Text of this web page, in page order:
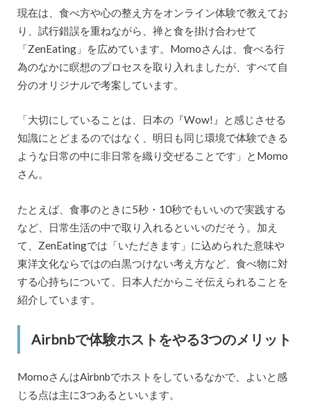
現在は、食べ方や心の整え方をオンライン体験で教えてお
り、試行錯誤を重ねながら、禅と食を掛け合わせて
「ZenEating」を広めています。Momoさんは、食べる行
為のなかに瞑想のプロセスを取り入れましたが、すべて自
分のオリジナルで考案しています。
「大切にしていることは、日本の『Wow!』と感じさせる
知識にとどまるのではなく、明日も同じ環境で体験できる
ような日常の中に非日常を織り交ぜることです」とMomo
さん。
たとえば、食事のときに5秒・10秒でもいいので実践する
など、日常生活の中で取り入れるといいのだそう。加え
て、ZenEatingでは「いただきます」に込められた意味や
東洋文化ならではの白黒つけない考え方など、食べ物に対
する心持ちについて、日本人だからこそ伝えられることを
紹介しています。
Airbnbで体験ホストをやる3つのメリット
MomoさんはAirbnbでホストをしているなかで、よいと感
じる点は主に3つあるといいます。